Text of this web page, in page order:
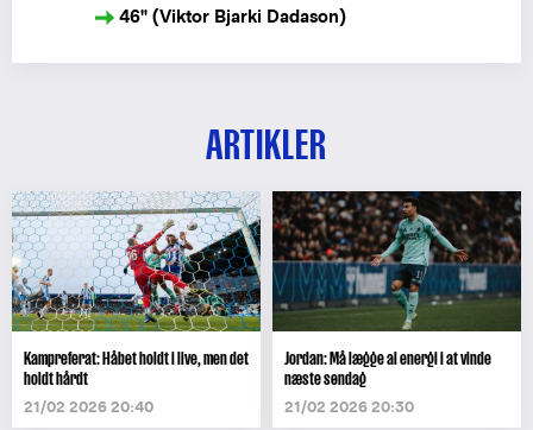
46" (Viktor Bjarki Dadason)
ARTIKLER
Kampreferat: Håbet holdt i live, men det
holdt hårdt
21/02 2026 20:40
Jordan: Må lægge al energi i at vinde
næste søndag
21/02 2026 20:30